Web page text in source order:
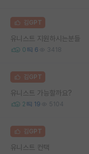
김GPT
유니스트 지원하시는분들
0 6 3418
김GPT
유니스트 가능할까요?
2 19 5104
김GPT
유니스트 컨택